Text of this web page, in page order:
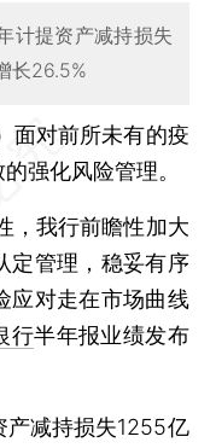
计提资产减持损失
长26.5%
面对前所未有的疫
强化风险管理。
我行前瞻性加大
定管理，稳妥有序
应对走在市场曲线
行半年报业绩发布
减持损失1255亿